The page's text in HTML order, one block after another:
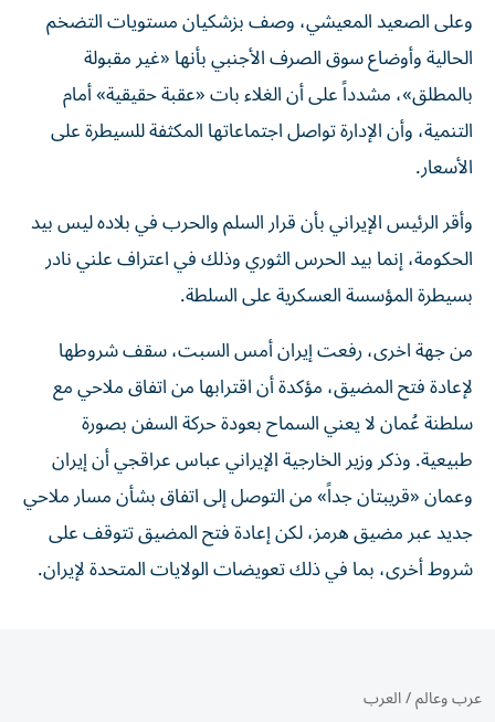
وعلى الصعيد المعيشي، وصف بزشكيان مستويات التضخم
الحالية وأوضاع سوق الصرف الأجنبي بأنها «غير مقبولة
بالمطلق»، مشدداً على أن الغلاء بات «عقبة حقيقية» أمام
التنمية، وأن الإدارة تواصل اجتماعاتها المكثفة للسيطرة على
الأسعار.
وأقر الرئيس الإيراني بأن قرار السلم والحرب في بلاده ليس بيد
الحكومة، إنما بيد الحرس الثوري وذلك في اعتراف علني نادر
بسيطرة المؤسسة العسكرية على السلطة.
من جهة اخرى، رفعت إيران أمس السبت، سقف شروطها
لإعادة فتح المضيق، مؤكدة أن اقترابها من اتفاق ملاحي مع
سلطنة عُمان لا يعني السماح بعودة حركة السفن بصورة
طبيعية. وذكر وزير الخارجية الإيراني عباس عراقجي أن إيران
وعمان «قريبتان جداً» من ‌التوصل إلى اتفاق بشأن مسار ملاحي
جديد عبر مضيق هرمز، لكن إعادة فتح المضيق تتوقف على
شروط أخرى، بما في ذلك تعويضات الولايات المتحدة لإيران.
عرب وعالم/العرب